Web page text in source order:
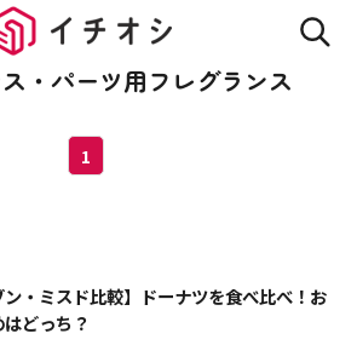
・パーツ用フレグランス
1
ン・ミスド比較】ドーナツを食べ比べ！お
どっち？